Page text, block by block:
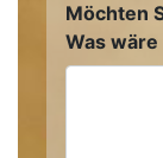
Möchten
Was